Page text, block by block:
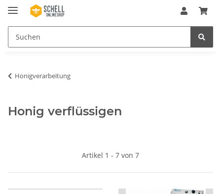
Honigverarbeitung
Honig verflüssigen
Artikel 1 - 7 von 7